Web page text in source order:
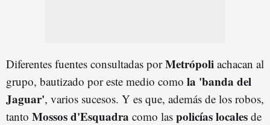
Diferentes fuentes consultadas porMetrópoli achacan al
grupo, bautizado por este medio como la 'banda del
Jaguar', varios sucesos. Y es que, además de los robos,
tanto Mossos d'Esquadra como las policías locales de